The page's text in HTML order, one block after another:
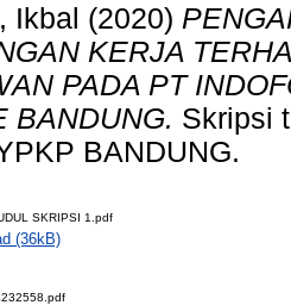
Ikbal (2020)
KERJA
PADA PT
BANDUNG. Skripsi
BANDUNG.
SKRIPSI 1.pdf
(36kB)